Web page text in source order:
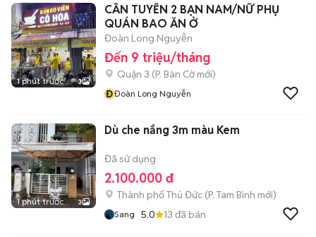
1 phút trước 3
CẦN TUYỂN 2 BẠN NAM/NỮ PHỤ
QUÁN BAO ĂN Ở
Đoàn Long Nguyễn
Đến 9 triệu/tháng
Quận 3 (P. Bàn Cờmới)
ĐĐoàn Long Nguyễn
1 phút trước 3
Dù che nắng 3m màu Kem
Đã sử dụng
2.100.000 đ
Thành phố Thủ Đức (P. Tam Bình mới)
Sang 5.0 13 đã bán